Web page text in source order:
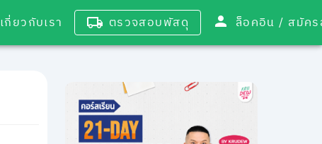
เกี่ยวกับเรา ตรวจสอบพัสดุ ล็อคอิน /